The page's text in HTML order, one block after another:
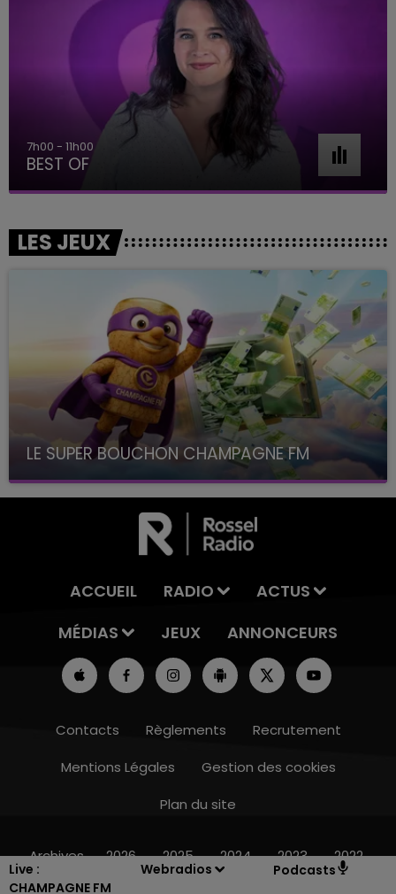
Live :
CHAMPAGNE FM
Webradios Podcasts
16h00 - 20h00
7h00 - 11h00
BEST OF
LES JEUX
LE SUPER BOUCHON CHAMPAGNE FM
avec La Famille Champagne FM, à 8H10
ACCUEIL RADIO
ACTUS
MÉDIAS
JEUX ANNONCEURS
Contacts Règlements
Recrutement
Mentions Légales
Gestion des cookies
Plan du site
Archives 2026 2025 2024 2023 2022